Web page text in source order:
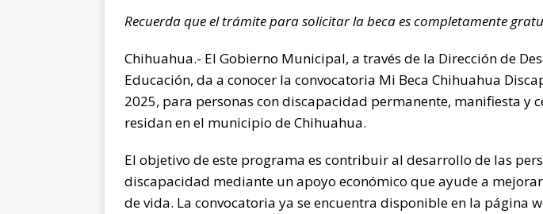
at
s
A
p
p
c
e
b
o
o
k
it
te
r
p
y
Li
n
k
m
p
ar
ti
r
Recuerda que el trámite para solicitar la beca es completamente
Chihuahua.- El Gobierno Municipal, a través de la Dirección de
Educación, da a conocer la convocatoria Mi Beca Chihuahua
2025, para personas con discapacidad permanente, manifiesta y
residan en el municipio de Chihuahua.
El objetivo de este programa es contribuir al desarrollo de las
discapacidad mediante un apoyo económico que ayude a
de vida. La convocatoria ya se encuentra disponible en la página